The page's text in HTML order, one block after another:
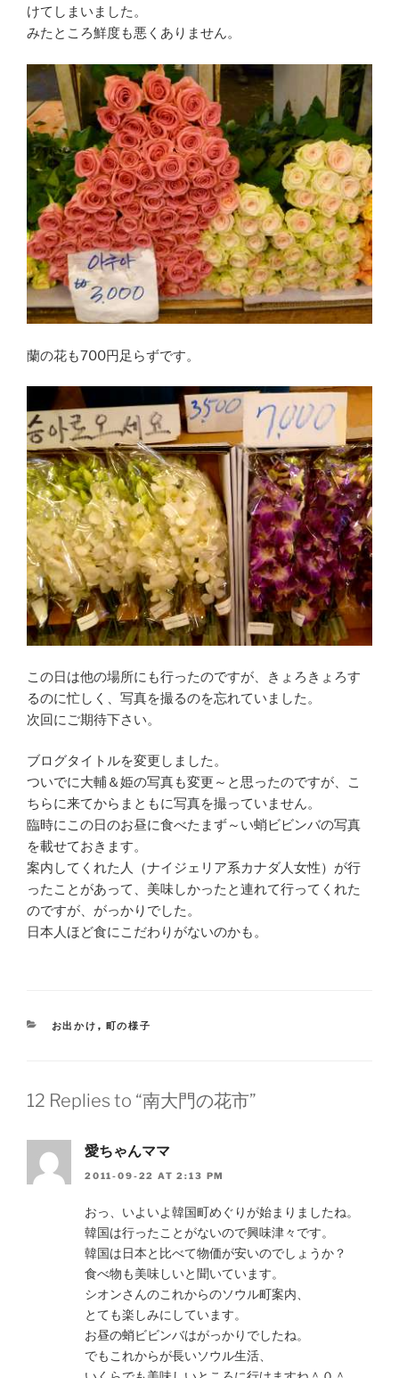
けてしまいました。
みたところ鮮度も悪くありません。
蘭の花も700円足らずです。
この日は他の場所にも行ったのですが、きょろきょろす
るのに忙しく、写真を撮るのを忘れていました。
次回にご期待下さい。
ブログタイトルを変更しました。
ついでに大輔＆姫の写真も変更～と思ったのですが、こ
ちらに来てからまともに写真を撮っていません。
臨時にこの日のお昼に食べたまず～い蛸ビビンバの写真
を載せておきます。
案内してくれた人（ナイジェリア系カナダ人女性）が行
ったことがあって、美味しかったと連れて行ってくれた
のですが、がっかりでした。
日本人ほど食にこだわりがないのかも。
CATEGORIES
お出かけ , 町の様子
12 Replies to “南大門の花市”
愛ちゃんママ
2011-09-22 AT 2:13 PM
おっ、いよいよ韓国町めぐりが始まりましたね。
韓国は行ったことがないので興味津々です。
韓国は日本と比べて物価が安いのでしょうか？
食べ物も美味しいと聞いています。
シオンさんのこれからのソウル町案内、
とても楽しみにしています。
お昼の蛸ビビンバはがっかりでしたね。
でもこれからが長いソウル生活、